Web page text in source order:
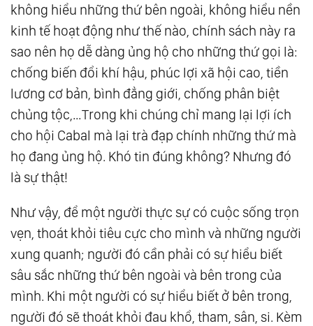
không hiểu những thứ bên ngoài, không hiểu nền
kinh tế hoạt động như thế nào, chính sách này ra
sao nên họ dễ dàng ủng hộ cho những thứ gọi là:
chống biến đổi khí hậu, phúc lợi xã hội cao, tiền
lương cơ bản, bình đẳng giới, chống phân biệt
chủng tộc,…Trong khi chúng chỉ mang lại lợi ích
cho hội Cabal mà lại trà đạp chính những thứ mà
họ đang ủng hộ. Khó tin đúng không? Nhưng đó
là sự thật!
Như vậy, để một người thực sự có cuộc sống trọn
vẹn, thoát khỏi tiêu cực cho mình và những người
xung quanh; người đó cần phải có sự hiểu biết
sâu sắc những thứ bên ngoài và bên trong của
mình. Khi một người có sự hiểu biết ở bên trong,
người đó sẽ thoát khỏi đau khổ, tham, sân, si. Kèm